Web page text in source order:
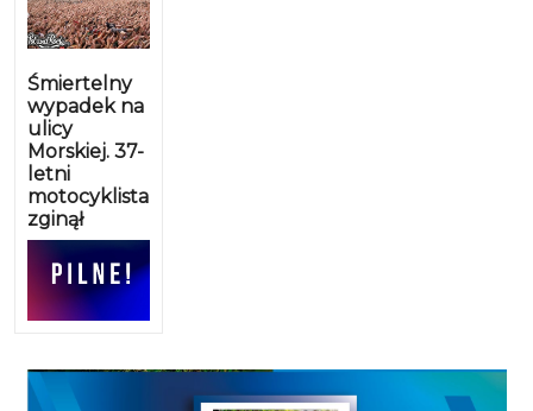
Śmiertelny
wypadek na
ulicy
Morskiej. 37-
letni
motocyklista
zginął